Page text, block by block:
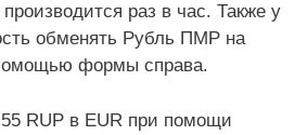
раз в час. Также у
обменять Рубль ПМР на
формы справа.
RUP в EUR при помощи